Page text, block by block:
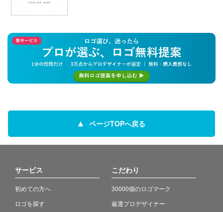
ページTOPへ戻る
サービス
初めての方へ
ロゴを探す
こだわり
30000個のロゴマーク
厳選プロデザイナー